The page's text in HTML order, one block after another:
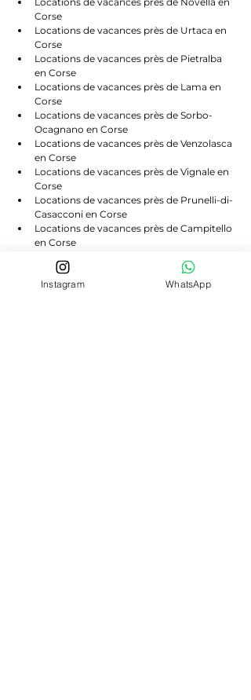
Corse
Locations de vacances près de Urtaca en
Corse
Locations de vacances près de Pietralba
en Corse
Locations de vacances près de Lama en
Corse
Locations de vacances près de Sorbo-
Ocagnano en Corse
Locations de vacances près de Venzolasca
en Corse
Locations de vacances près de Vignale en
Corse
Locations de vacances près de Prunelli-di-
Casacconi en Corse
Locations de vacances près de Campitello
en Corse
Corse
Locations de vacances près de Volpajola
Instagram WhatsApp